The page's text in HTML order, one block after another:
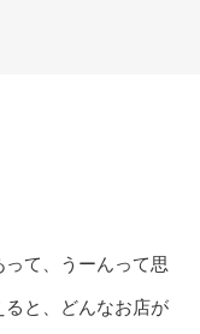
て、うーんって思
と、どんなお店が